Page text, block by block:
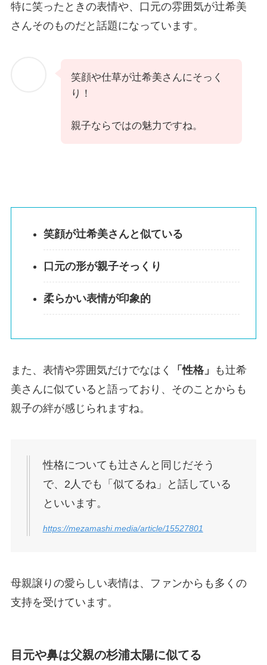
特に笑ったときの表情や、口元の雰囲気が辻希美
さんそのものだと話題になっています。
笑顔や仕草が辻希美さんにそっく
り！
親子ならではの魅力ですね。
笑顔が辻希美さんと似ている
口元の形が親子そっくり
柔らかい表情が印象的
また、表情や雰囲気だけでなはく 「性格」
も辻希
美さんに似ていると語っており、そのことからも
親子の絆が感じられますね。
性格についても辻さんと同じだそう
で、2人でも「似てるね」と話している
といいます。
https://mezamashi.media/article/15527801
母親譲りの愛らしい表情は、ファンからも多くの
支持を受けています。
目元や鼻は父親の杉浦太陽に似てる